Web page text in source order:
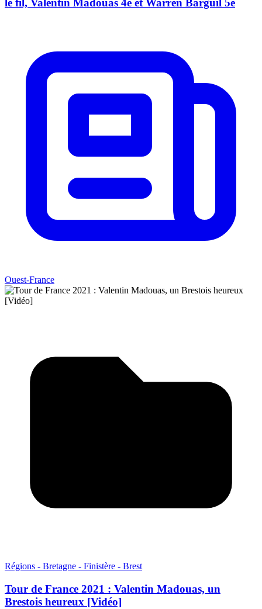
Ouest-France
Régions - Bretagne - Finistère - Brest
Tour de France 2021 : Valentin Madouas, un
Brestois heureux [Vidéo]